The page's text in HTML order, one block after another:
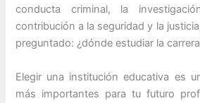
conducta criminal, la
contribución a la seguridad y la
preguntado: ¿dónde estudiar la
Elegir una institución educativa es
más importantes para tu futuro